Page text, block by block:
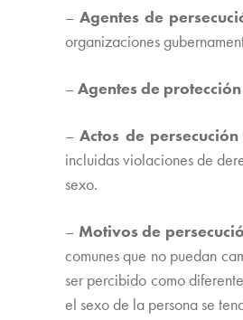
–Agentes de
organizaciones
–Agentes de protección
–Actos de persecución
incluidas violaciones de
sexo.
– Motivos de
comunes que no puedan
ser percibido como
el sexo de la persona se